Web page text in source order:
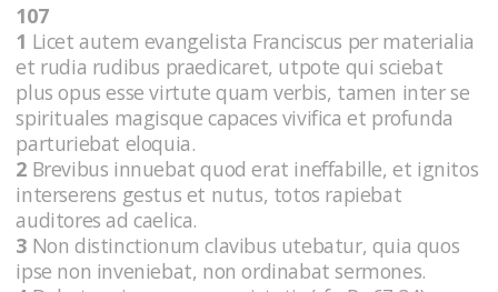
107
1 Licet autem evangelista Franciscus per materialia
et rudia rudibus praedicaret, utpote qui sciebat
plus opus esse virtute quam verbis, tamen inter se
spirituales magisque capaces vivifica et profunda
parturiebat eloquia.
2 Brevibus innuebat quod erat ineffabille, et ignitos
interserens gestus et nutus, totos rapiebat
auditores ad caelica.
3 Non distinctionum clavibus utebatur, quia quos
ipse non inveniebat, non ordinabat sermones.